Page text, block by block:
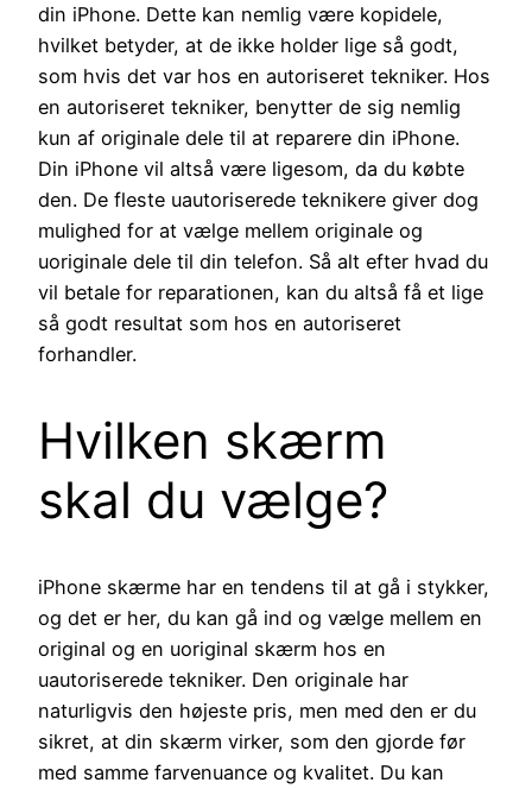
din iPhone. Dette kan nemlig være kopidele,
hvilket betyder, at de ikke holder lige så godt,
som hvis det var hos en autoriseret tekniker. Hos
en autoriseret tekniker, benytter de sig nemlig
kun af originale dele til at reparere din iPhone.
Din iPhone vil altså være ligesom, da du købte
den. De fleste uautoriserede teknikere giver dog
mulighed for at vælge mellem originale og
uoriginale dele til din telefon. Så alt efter hvad du
vil betale for reparationen, kan du altså få et lige
så godt resultat som hos en autoriseret
forhandler.
Hvilken skærm
skal du vælge?
iPhone skærme har en tendens til at gå i stykker,
og det er her, du kan gå ind og vælge mellem en
original og en uoriginal skærm hos en
uautoriserede tekniker. Den originale har
naturligvis den højeste pris, men med den er du
sikret, at din skærm virker, som den gjorde før
med samme farvenuance og kvalitet. Du kan